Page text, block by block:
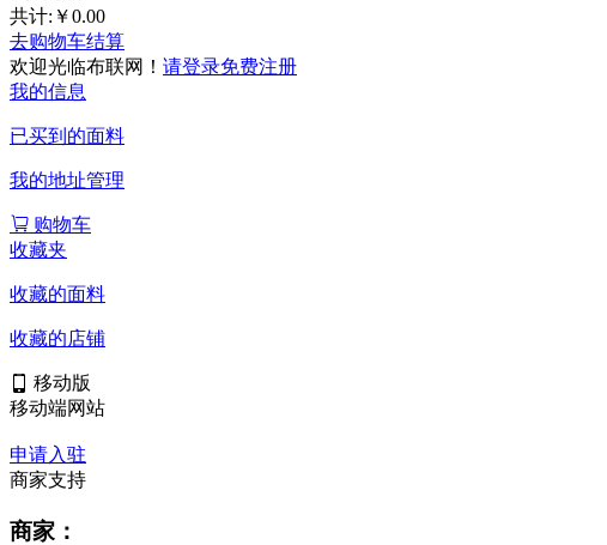
共计: ￥0.00
去购物车结算
欢迎光临布联网！ 请登录免费注册
我的信息
已买到的面料
我的地址管理
购物车
收藏夹
收藏的面料
收藏的店铺
移动版
移动端网站
申请入驻
商家支持
商家：